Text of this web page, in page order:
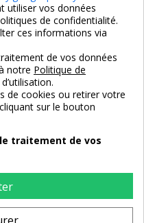
4,7/5
PAIEMENT 100% SÉCURISÉ
par CB / Amex / Virement
depuis 2008
utiliser vos données
de confidentialité.
ces informations via
de vos données
notre Politique de
de cookies ou retirer votre
sur le bouton
traitement de vos